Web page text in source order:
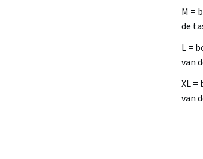
M =
de
L =
van
XL =
van